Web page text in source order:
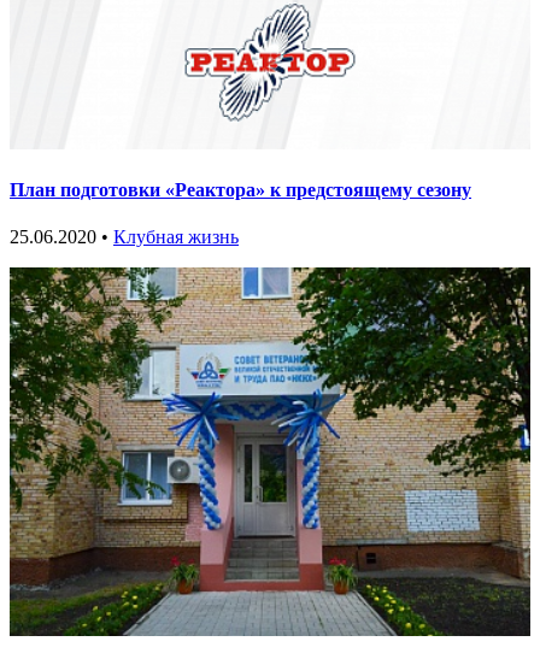
План подготовки «Реактора» к предстоящему сезону
25.06.2020 • Клубная жизнь